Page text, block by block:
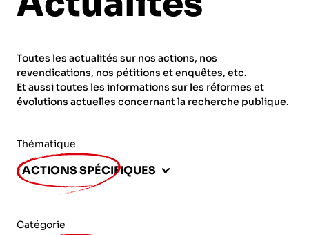
Fonction publique
Actions spécifiques
ORGANISMES
CNRS – Centre national de la recherche
scientifique
INRIA - Institut national de recherche en
INSERM – Institut national de la santé et de la
recherche médicale
développement
AGENDA
PUBLICATIONS
Toutes les actualités sur nos actions, nos
revendications, nos pétitions et enquêtes, etc.
Et aussi toutes les informations sur les réformes et
évolutions actuelles concernant la recherche publique.
Thématique
ACTIONS SPÉCIFIQUES
Catégorie